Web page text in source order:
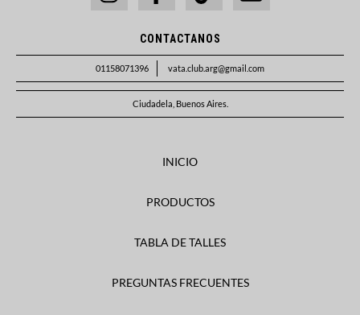
CONTACTANOS
01158071396 vata.club.arg@gmail.com
Ciudadela, Buenos Aires.
INICIO
PRODUCTOS
TABLA DE TALLES
PREGUNTAS FRECUENTES